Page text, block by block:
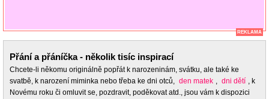
REKLAMA
Přání a přáníčka - několik tisíc inspirací
Chcete-li někomu originálně popřát k narozeninám, svátku, ale také ke
svatbě, k narození miminka nebo třeba ke dni otců, den matek , dni dětí , k
Novému roku či omluvit se, pozdravit, poděkovat atd., jsou vám k dispozici